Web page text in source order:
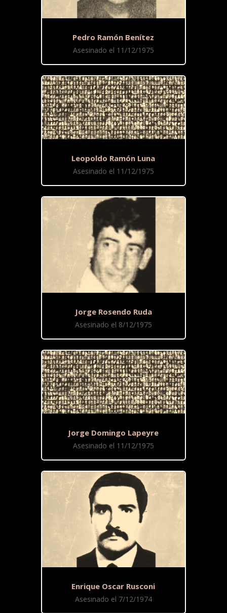
Pedro Ramón Benítez
Asesinado el 11/12/1975
Leopoldo Ramón Luna
Asesinado el 11/12/1975
Jorge Rosendo Ruda
Asesinado el 8/12/1975
Jorge Domingo Lapeyre
Asesinado el 11/12/1975
Enrique Oscar Rusconi
Asesinado el 7/12/1974